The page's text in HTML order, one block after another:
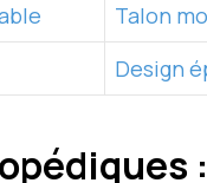
Talon
Design